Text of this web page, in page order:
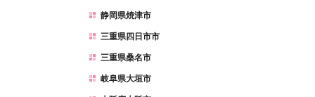
静岡県焼津市
三重県四日市市
三重県桑名市
岐阜県大垣市